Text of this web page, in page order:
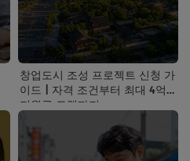
창업도시 조성 프로젝트 신청 가
이드 | 자격 조건부터 최대 4억
지원금 트랙까지